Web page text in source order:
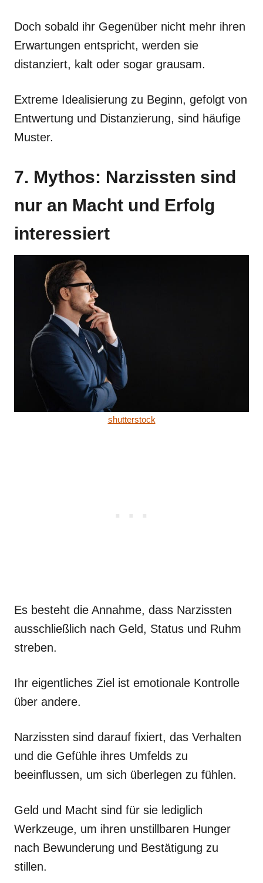
Doch sobald ihr Gegenüber nicht mehr ihren
Erwartungen entspricht, werden sie
distanziert, kalt oder sogar grausam.
Extreme Idealisierung zu Beginn, gefolgt von
Entwertung und Distanzierung, sind häufige
Muster.
7. Mythos: Narzissten sind
nur an Macht und Erfolg
interessiert
shutterstock
Es besteht die Annahme, dass Narzissten
ausschließlich nach Geld, Status und Ruhm
streben.
Ihr eigentliches Ziel ist emotionale Kontrolle
über andere.
Narzissten sind darauf fixiert, das Verhalten
und die Gefühle ihres Umfelds zu
beeinflussen, um sich überlegen zu fühlen.
Geld und Macht sind für sie lediglich
Werkzeuge, um ihren unstillbaren Hunger
nach Bewunderung und Bestätigung zu
stillen.